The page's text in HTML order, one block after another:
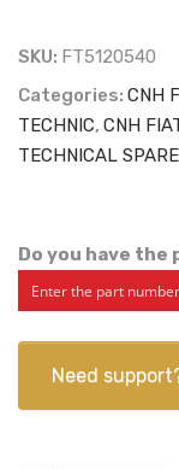
SKU: FT5120540
Categories: CNH
TECHNIC, CNH
TECHNICAL
Do you have the
Need